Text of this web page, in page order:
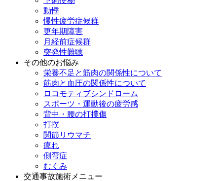
動悸
慢性疲労症候群
更年期障害
月経前症候群
突発性難聴
その他のお悩み
栄養不足と筋肉の関係性について
筋肉と血圧の関係性について
ロコモティブシンドローム
スポーツ・運動後の疲労感
背中・腰の打撲傷
打撲
関節リウマチ
痺れ
側弯症
むくみ
交通事故施術メニュー